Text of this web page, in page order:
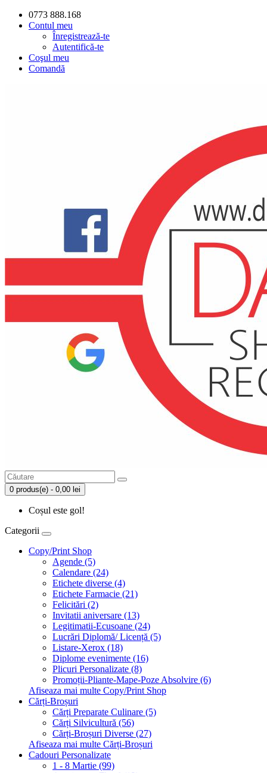
0773 888.168
Contul meu
Înregistrează-te
Autentifică-te
Coşul meu
Comandă
0 produs(e) - 0,00 lei
Coșul este gol!
Categorii
Copy/Print Shop
Agende (5)
Calendare (24)
Etichete diverse (4)
Etichete Farmacie (21)
Felicitări (2)
Invitatii aniversare (13)
Legitimatii-Ecusoane (24)
Lucrări Diplomă/ Licență (5)
Listare-Xerox (18)
Diplome evenimente (16)
Plicuri Personalizate (8)
Promoții-Pliante-Mape-Poze Absolvire (6)
Afiseaza mai multe Copy/Print Shop
Cărți-Broșuri
Cărți Preparate Culinare (5)
Cărți Silvicultură (56)
Cărți-Broșuri Diverse (27)
Afiseaza mai multe Cărți-Broșuri
Cadouri Personalizate
1 - 8 Martie (99)